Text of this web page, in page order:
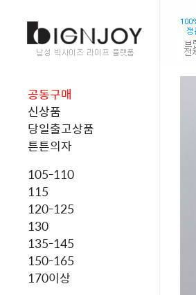
공동구매
신상품
당일출고상품
튼튼의자
105-110
115
120-125
130
135-145
150-165
170이상